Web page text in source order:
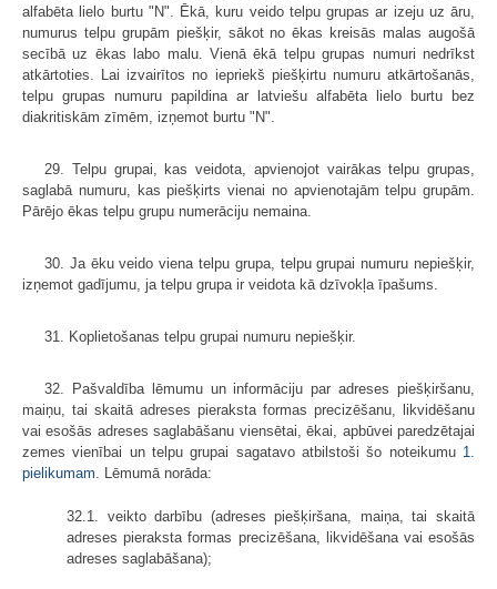
alfabēta lielo burtu "N". Ēkā, kuru veido telpu grupas ar izeju uz āru,
numurus telpu grupām piešķir, sākot no ēkas kreisās malas augošā
secībā uz ēkas labo malu. Vienā ēkā telpu grupas numuri nedrīkst
atkārtoties. Lai izvairītos no iepriekš piešķirtu numuru atkārtošanās,
telpu grupas numuru papildina ar latviešu alfabēta lielo burtu bez
diakritiskām zīmēm, izņemot burtu "N".
29. Telpu grupai, kas veidota, apvienojot vairākas telpu grupas,
saglabā numuru, kas piešķirts vienai no apvienotajām telpu grupām.
Pārējo ēkas telpu grupu numerāciju nemaina.
30. Ja ēku veido viena telpu grupa, telpu grupai numuru nepiešķir,
izņemot gadījumu, ja telpu grupa ir veidota kā dzīvokļa īpašums.
31. Koplietošanas telpu grupai numuru nepiešķir.
32. Pašvaldība lēmumu un informāciju par adreses piešķiršanu,
maiņu, tai skaitā adreses pieraksta formas precizēšanu, likvidēšanu
vai esošās adreses saglabāšanu viensētai, ēkai, apbūvei paredzētajai
zemes vienībai un telpu grupai sagatavo atbilstoši šo noteikumu 1.
pielikumam . Lēmumā norāda:
32.1. veikto darbību (adreses piešķiršana, maiņa, tai skaitā
adreses pieraksta formas precizēšana, likvidēšana vai esošās
adreses saglabāšana);